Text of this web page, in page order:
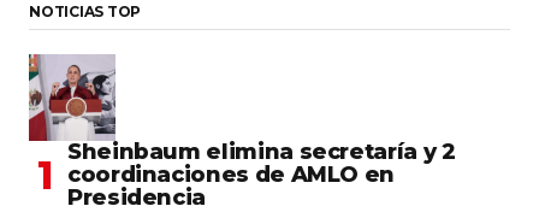
NOTICIAS TOP
Sheinbaum elimina secretaría y 2
coordinaciones de AMLO en
Presidencia